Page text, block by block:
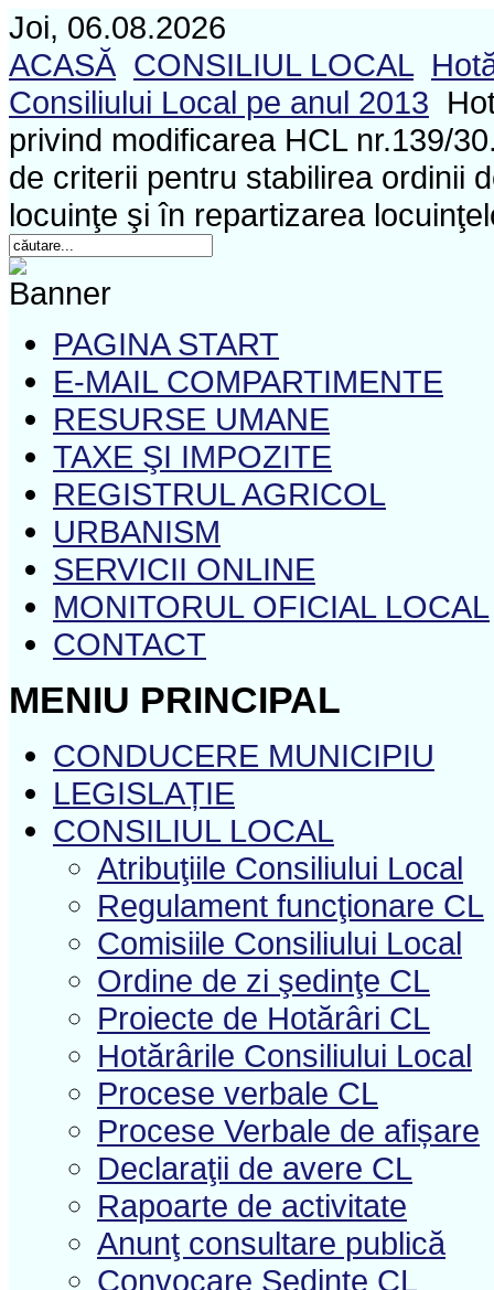
Joi, 06.08.2026
ACASĂ CONSILIUL LOCAL
Consiliului Local pe anul 2013
privind modificarea HCL nr.139/
de criterii pentru stabilirea ordinii
locuinţe şi în repartizarea
PAGINA START
E-MAIL COMPARTIMENTE
RESURSE UMANE
TAXE ŞI IMPOZITE
REGISTRUL AGRICOL
URBANISM
SERVICII ONLINE
MONITORUL OFICIAL LOCAL
CONTACT
MENIU PRINCIPAL
CONDUCERE MUNICIPIU
LEGISLAȚIE
CONSILIUL LOCAL
Atribuţiile Consiliului Local
Regulament funcţionare CL
Comisiile Consiliului Local
Ordine de zi şedinţe CL
Proiecte de Hotărâri CL
Hotărârile Consiliului Local
Procese verbale CL
Procese Verbale de afișare
Declaraţii de avere CL
Rapoarte de activitate
Anunţ consultare publică
Convocare Şedinţe CL